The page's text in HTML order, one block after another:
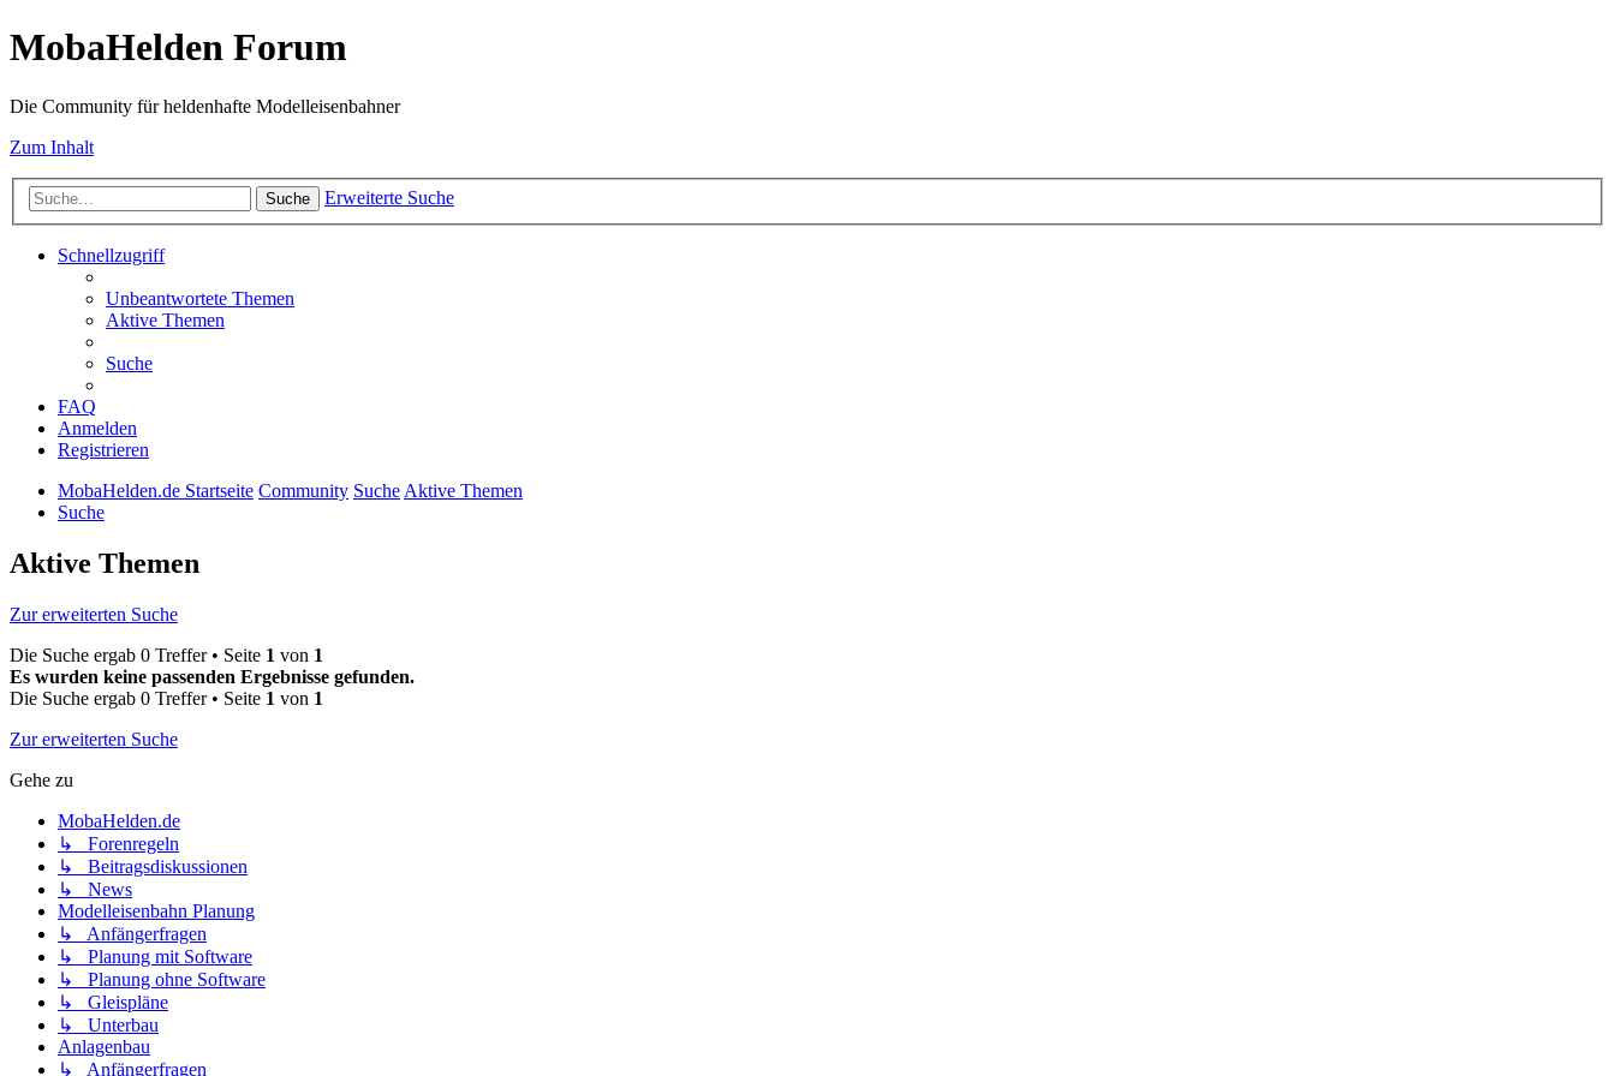
MobaHelden Forum
Die Community für heldenhafte Modelleisenbahner
Zum Inhalt
Suche Erweiterte Suche
Schnellzugriff
Unbeantwortete Themen
Aktive Themen
Suche
FAQ
Anmelden
Registrieren
MobaHelden.de Startseite Community SucheAktive Themen
Suche
Aktive Themen
Zur erweiterten Suche
Die Suche ergab 0 Treffer • Seite 1 von 1
Es wurden keine passenden Ergebnisse gefunden.
Die Suche ergab 0 Treffer • Seite 1 von 1
Zur erweiterten Suche
Gehe zu
MobaHelden.de
↳ Forenregeln
↳ Beitragsdiskussionen
↳ News
Modelleisenbahn Planung
↳ Anfängerfragen
↳ Planung mit Software
↳ Planung ohne Software
↳ Gleispläne
↳ Unterbau
Anlagenbau
↳ Anfängerfragen